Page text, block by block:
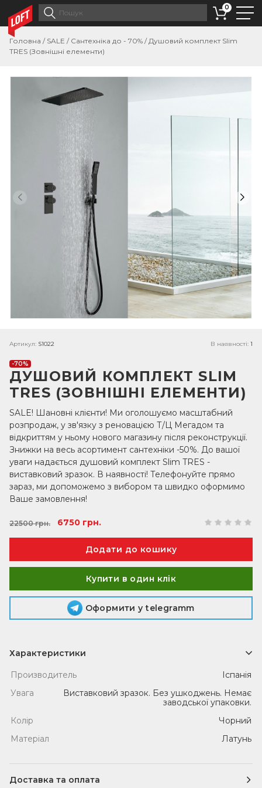
0
Головна / SALE / Сантехніка до - 70% /Душовий комплект Slim
TRES (Зовнішні елементи)
Артикул: S1022 В наявності: 1
-70%
ДУШОВИЙ КОМПЛЕКТ SLIM
TRES (ЗОВНІШНІ ЕЛЕМЕНТИ)
SALE! Шановні клієнти! Ми оголошуємо масштабний
розпродаж, у зв'язку з реновацією Т/Ц Мегадом та
відкриттям у ньому нового магазину після реконструкції.
Знижки на весь асортимент сантехніки -50%. До вашої
уваги надається душовий комплект Slim TRES -
виставковий зразок. В наявності! Телефонуйте прямо
зараз, ми допоможемо з вибором та швидко оформимо
Ваше замовлення!
22500 грн. 6750 грн.
Купити в один клік
Оформити у telegramm
Характеристики
Производитель
Іспанія
Увага
Виставковий зразок. Без ушкоджень. Немає
заводської упаковки.
Колір
Чорний
Матеріал
Латунь
Доставка та оплата